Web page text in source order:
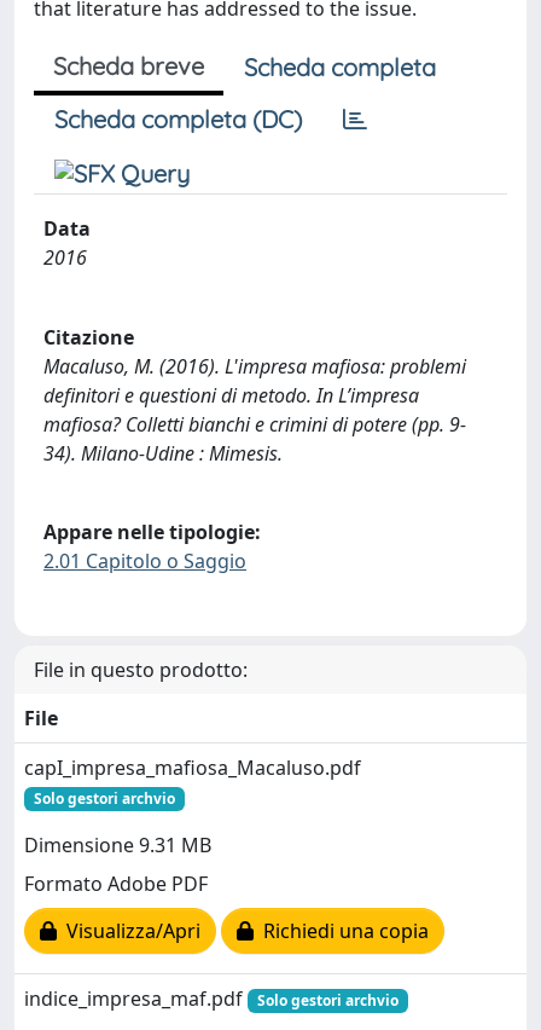
that literature has addressed to the issue.
Scheda breve
Scheda completa
Scheda completa (DC)
Data
2016
Citazione
Macaluso, M. (2016). L'impresa mafiosa: problemi
definitori e questioni di metodo. In L’impresa
mafiosa? Colletti bianchi e crimini di potere (pp. 9-
34). Milano-Udine : Mimesis.
Appare nelle tipologie:
2.01 Capitolo o Saggio
File in questo prodotto:
File
capI_impresa_mafiosa_Macaluso.pdf
Solo gestori archvio
Dimensione 9.31 MB
Formato Adobe PDF
Visualizza/Apri
Richiedi una copia
indice_impresa_maf.pdf Solo gestori archvio